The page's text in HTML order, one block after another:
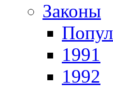
Законы
1991
1992